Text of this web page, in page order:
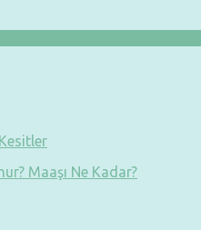
Maaşı Ne Kadar?